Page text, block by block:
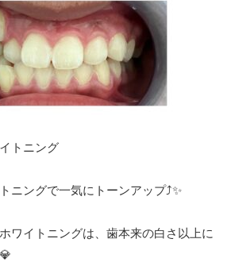
トニング
ニングで一気にトーンアップ⤴︎✨
ワイトニングは、歯本来の白さ以上に